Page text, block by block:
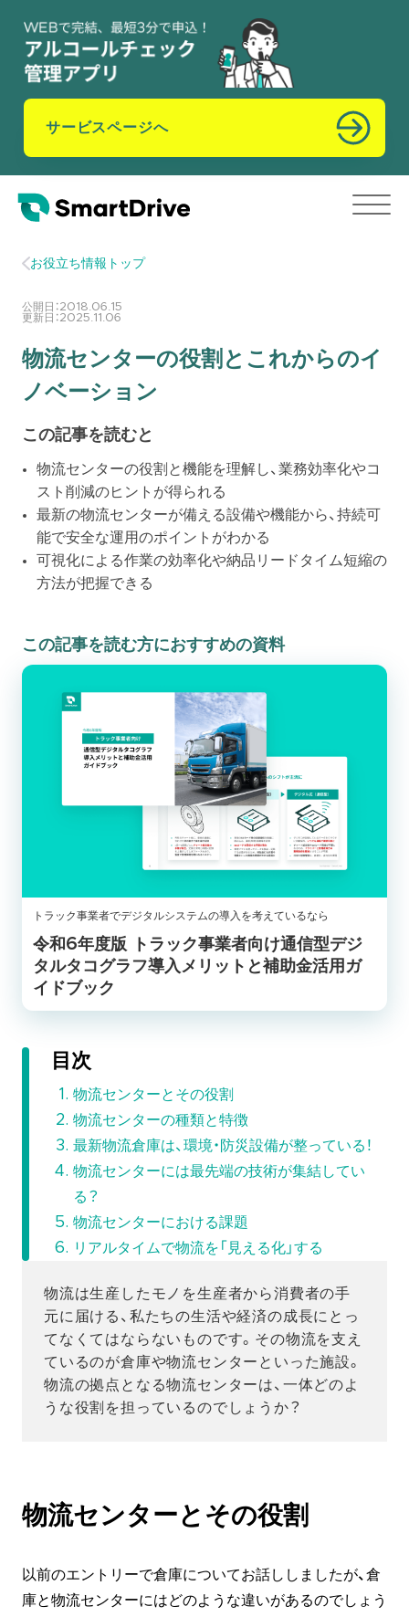
サービスページへ
お役立ち情報トップ
公開日：2018.06.15
更新日：2025.11.06
物流センターの役割とこれからのイ
ノベーション
この記事を読むと
物流センターの役割と機能を理解し、業務効率化やコ
スト削減のヒントが得られる
最新の物流センターが備える設備や機能から、持続可
能で安全な運用のポイントがわかる
可視化による作業の効率化や納品リードタイム短縮の
方法が把握できる
この記事を読む方におすすめの資料
トラック事業者でデジタルシステムの導入を考えているなら
令和6年度版 トラック事業者向け通信型デジ
タルタコグラフ導入メリットと補助金活用ガ
イドブック
目次
物流センターとその役割
物流センターの種類と特徴
最新物流倉庫は、環境・防災設備が整っている！
物流センターには最先端の技術が集結してい
る？
物流センターにおける課題
リアルタイムで物流を「見える化」する
物流は生産したモノを生産者から消費者の手
元に届ける、私たちの生活や経済の成長にとっ
てなくてはならないものです。その物流を支え
ているのが倉庫や物流センターといった施設。
物流の拠点となる物流センターは、一体どのよ
うな役割を担っているのでしょうか？
物流センターとその役割
以前のエントリーで倉庫についてお話ししましたが、倉
庫と物流センターにはどのような違いがあるのでしょう